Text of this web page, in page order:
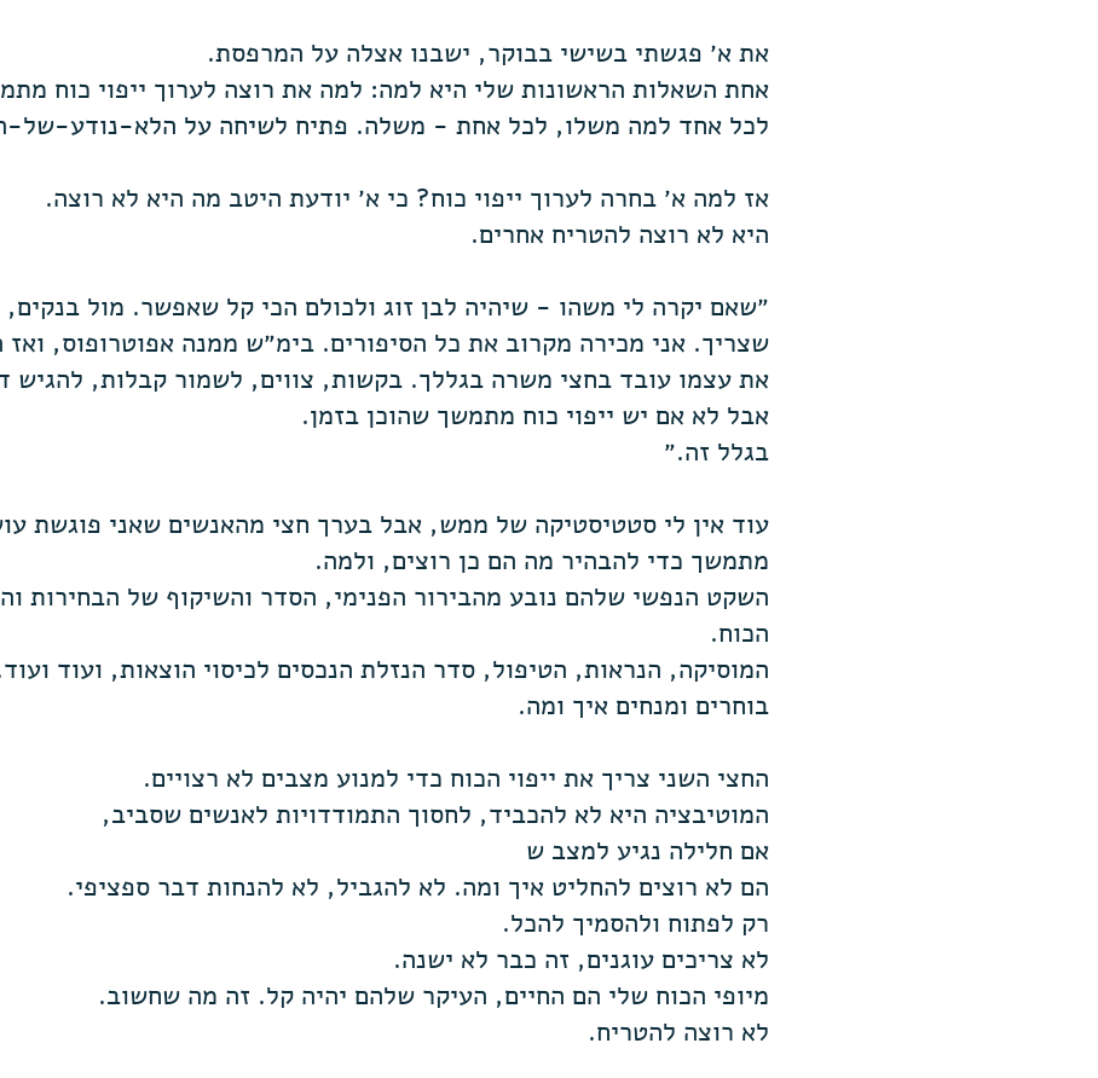
את א׳ פגשתי בשישי בבוקר, ישבנו אצלה על המרפסת.
אחת השאלות הראשונות שלי היא למה: למה את רוצה לערוך ייפוי כוח
לכל אחד למה משלו, לכל אחת - משלה. פתיח לשיחה על הלא-נודע-של-
אז למה א׳ בחרה לערוך ייפוי כוח? כי א׳ יודעת היטב מה היא לא רוצה.
היא לא רוצה להטריח אחרים.
״שאם יקרה לי משהו - שיהיה לבן זוג ולכולם הכי קל שאפשר. מול
שצריך. אני מכירה מקרוב את כל הסיפורים. בימ״ש ממנה אפוטרופוס, ואז
את עצמו עובד בחצי משרה בגללך. בקשות, צווים, לשמור קבלות, להגיש
אבל לא אם יש ייפוי כוח מתמשך שהוכן בזמן.
בגלל זה.״
עוד אין לי סטטיסטיקה של ממש, אבל בערך חצי מהאנשים שאני פוגשת
מתמשך כדי להבהיר מה הם כן רוצים, ולמה.
השקט הנפשי שלהם נובע מהבירור הפנימי, הסדר והשיקוף של הבחירות
הכוח.
המוסיקה, הנראות, הטיפול, סדר הנזלת הנכסים לכיסוי הוצאות, ועוד
בוחרים ומנחים איך ומה.
החצי השני צריך את ייפוי הכוח כדי למנוע מצבים לא רצויים.
המוטיבציה היא לא להכביד, לחסוך התמודדויות לאנשים שסביב,
אם חלילה נגיע למצב ש
הם לא רוצים להחליט איך ומה. לא להגביל, לא להנחות דבר ספציפי.
רק לפתוח ולהסמיך להכל.
לא צריכים עוגנים, זה כבר לא ישנה.
מיופי הכוח שלי הם החיים, העיקר שלהם יהיה קל. זה מה שחשוב.
לא רוצה להטריח.